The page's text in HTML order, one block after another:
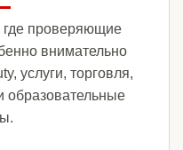
где проверяющие
внимательно
услуги, торговля,
образовательные